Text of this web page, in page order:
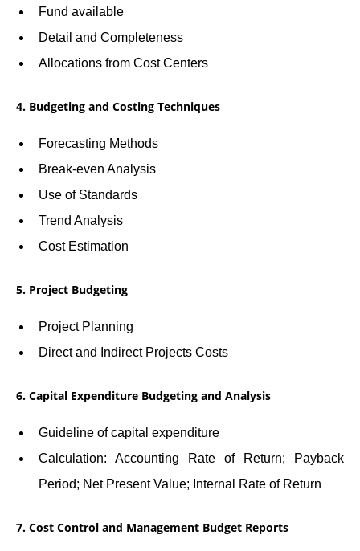
Fund available
Detail and Completeness
Allocations from Cost Centers
4. Budgeting and Costing Techniques
Forecasting Methods
Break-even Analysis
Use of Standards
Trend Analysis
Cost Estimation
5. Project Budgeting
Project Planning
Direct and Indirect Projects Costs
6. Capital Expenditure Budgeting and Analysis
Guideline of capital expenditure
Calculation: Accounting Rate of Return; Payback
Period; Net Present Value; Internal Rate of Return
7. Cost Control and Management Budget Reports